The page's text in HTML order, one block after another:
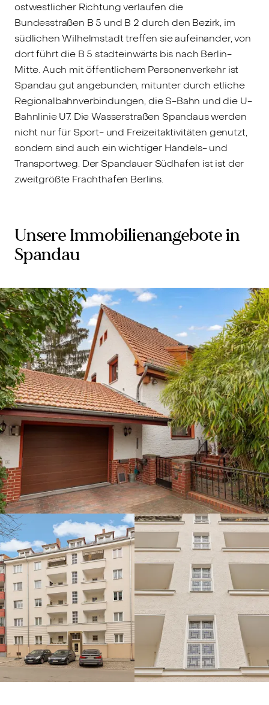
ostwestlicher Richtung verlaufen die
Bundesstraßen B 5 und B 2 durch den Bezirk, im
südlichen Wilhelmstadt treffen sie aufeinander, von
dort führt die B 5 stadteinwärts bis nach Berlin-
Mitte. Auch mit öffentlichem Personenverkehr ist
Spandau gut angebunden, mitunter durch etliche
Regionalbahnverbindungen, die S-Bahn und die U-
Bahnlinie U7. Die Wasserstraßen Spandaus werden
nicht nur für Sport- und Freizeitaktivitäten genutzt,
sondern sind auch ein wichtiger Handels- und
Transportweg. Der Spandauer Südhafen ist ist der
zweitgrößte Frachthafen Berlins.
Unsere Immobilienangebote in
Spandau
Berlin-
Spandau,
13581 -
Verkauft